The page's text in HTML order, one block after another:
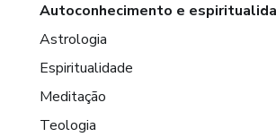
Autoconhecimento e
Astrologia
Espiritualidade
Meditação
Teologia